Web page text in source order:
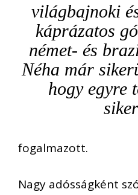
világbajnoki
káprázatos
német- és
Néha már
hogy egyre
fogalmazott.
Nagy adósságként